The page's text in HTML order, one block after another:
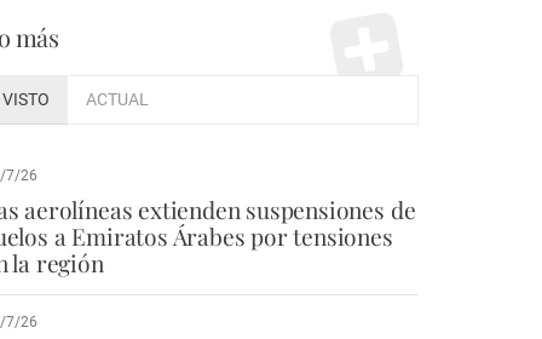
más
VISTO ACTUAL
7/26
aerolíneas extienden suspensiones de
a Emiratos Árabes por tensiones
la región
7/26